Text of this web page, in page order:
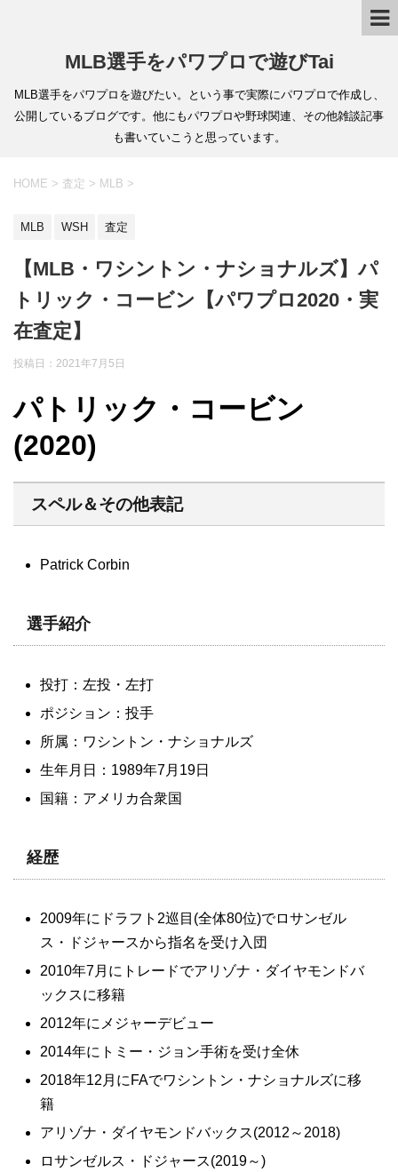
MLB選手をパワプロで遊びTai
MLB選手をパワプロを遊びたい。という事で実際にパワプロで作成し、
公開しているブログです。他にもパワプロや野球関連、その他雑談記事
も書いていこうと思っています。
HOME > 査定 > MLB >
MLB WSH 査定
【MLB・ワシントン・ナショナルズ】パ
トリック・コービン【パワプロ2020・実
在査定】
投稿日： 2021年7月5日
パトリック・コービン
(2020)
スペル＆その他表記
Patrick Corbin
選手紹介
投打：左投・左打
ポジション：投手
所属：ワシントン・ナショナルズ
生年月日：1989年7月19日
国籍：アメリカ合衆国
経歴
2009年にドラフト2巡目(全体80位)でロサンゼル
ス・ドジャースから指名を受け入団
2010年7月にトレードでアリゾナ・ダイヤモンドバ
ックスに移籍
2012年にメジャーデビュー
2014年にトミー・ジョン手術を受け全休
2018年12月にFAでワシントン・ナショナルズに移
籍
アリゾナ・ダイヤモンドバックス(2012～2018)
ロサンゼルス・ドジャース(2019～)